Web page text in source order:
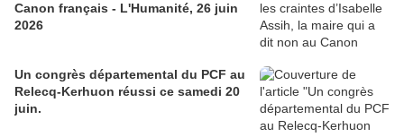
Canon français - L'Humanité, 26 juin
2026
Un congrès départemental du PCF au
Relecq-Kerhuon réussi ce samedi 20
juin.